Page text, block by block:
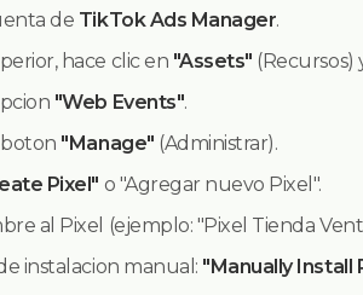
de TikTok Ads Manager.
hace clic en "Assets" (Recursos)
"Web Events".
boton "Manage" (Administrar).
Pixel" o "Agregar nuevo Pixel".
al Pixel (ejemplo: "Pixel Tienda
instalacion manual: "Manually Install